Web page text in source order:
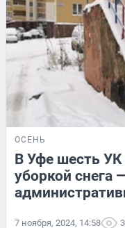
ОСЕНЬ
В Уфе шесть УК
уборкой снега
7 ноября, 2024, 14:58